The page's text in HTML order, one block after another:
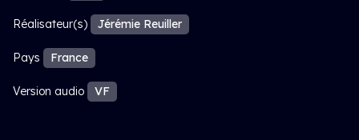
Réalisateur(s) Jérémie Reuiller
Pays France
Version audio VF